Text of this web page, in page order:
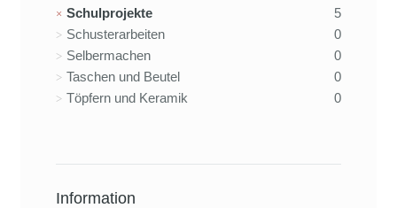
Schulprojekte
5
Schusterarbeiten
0
Selbermachen
0
Taschen und Beutel
0
Töpfern und Keramik
0
Information